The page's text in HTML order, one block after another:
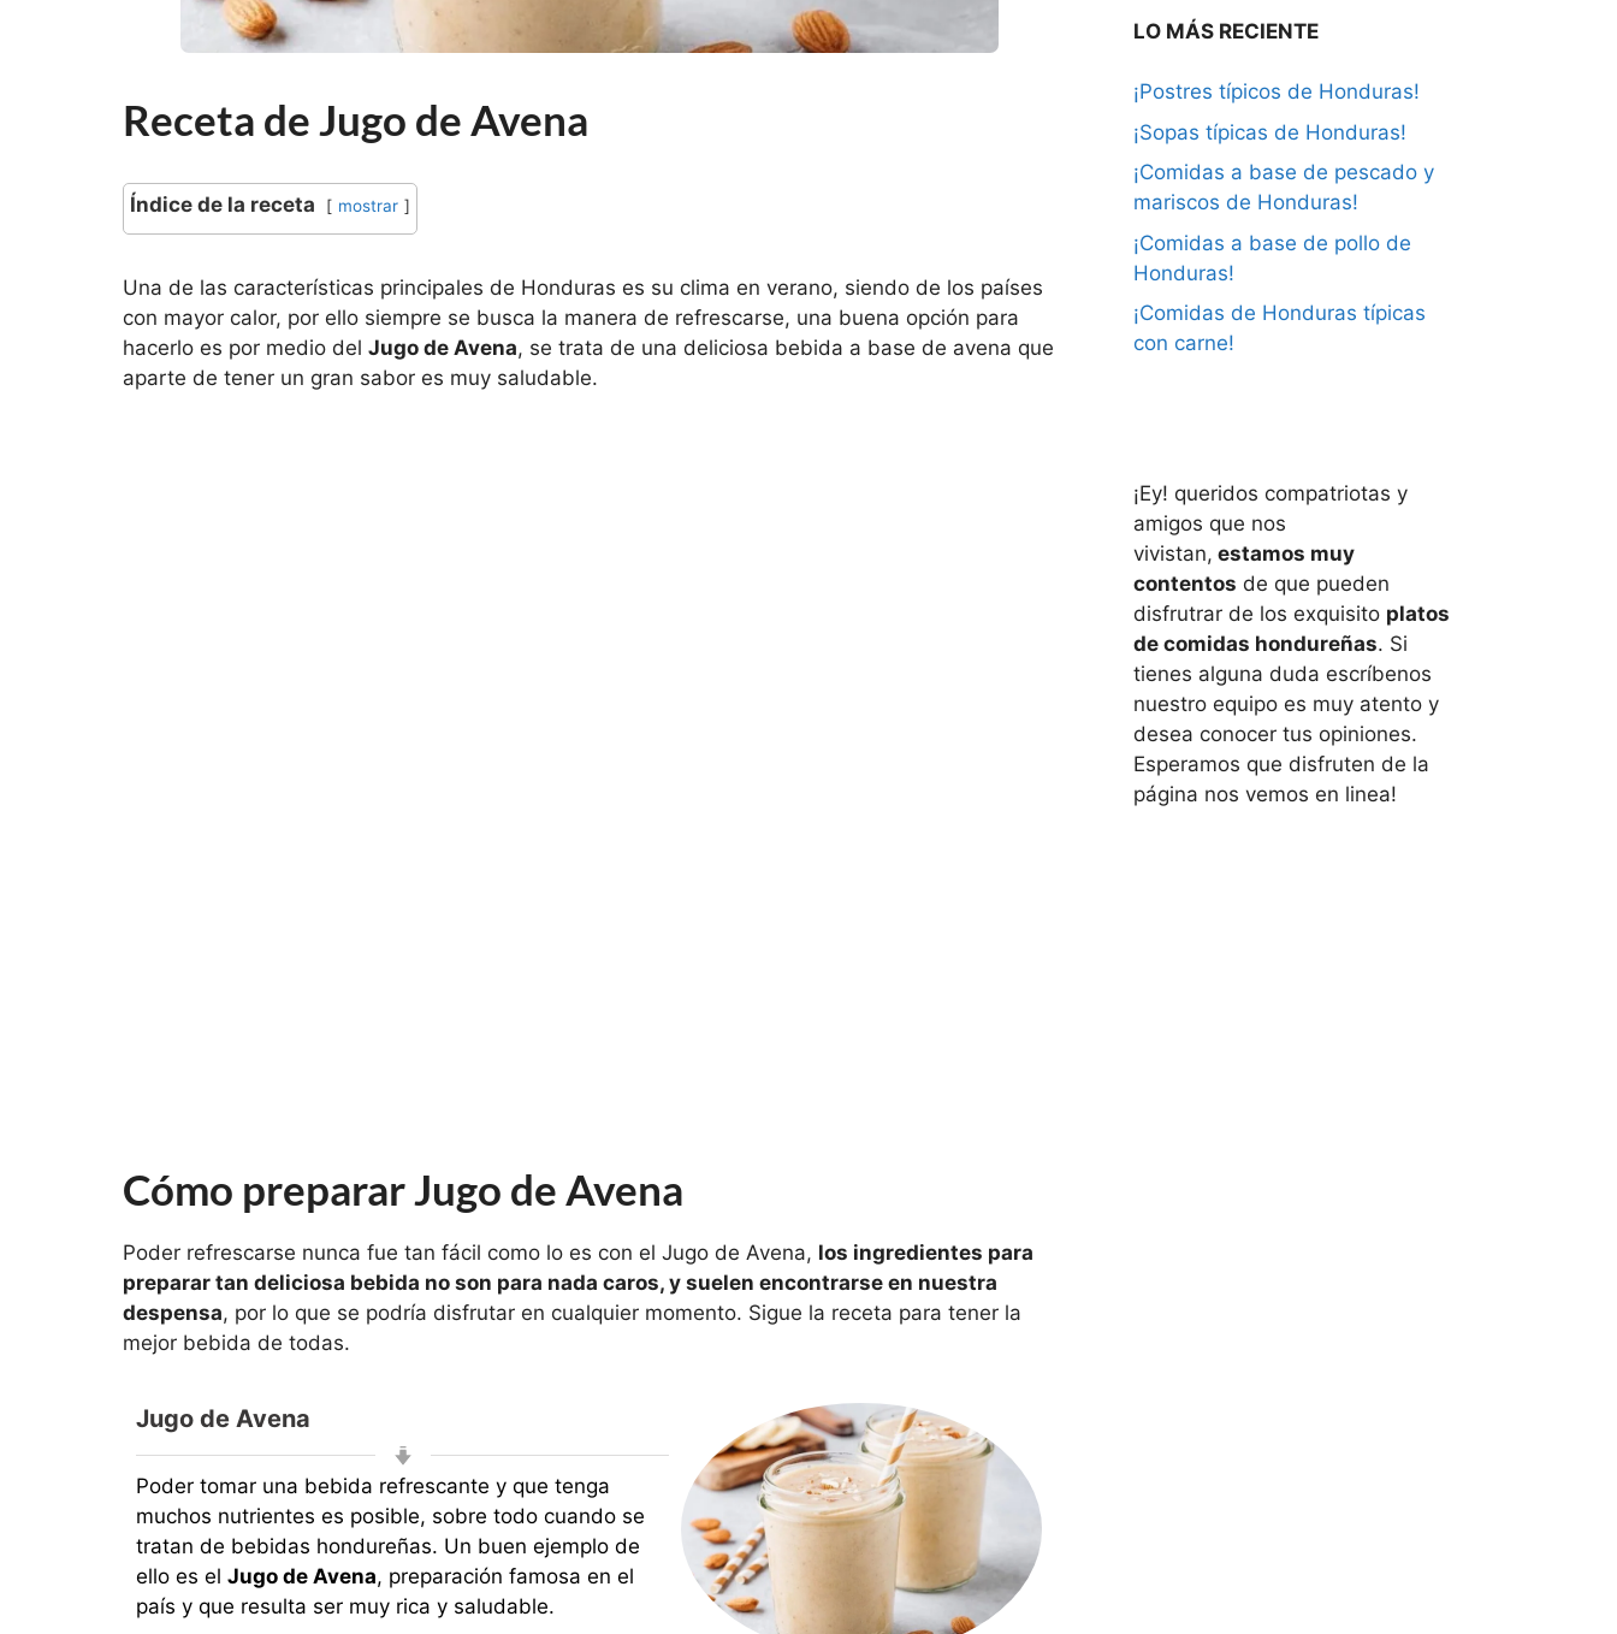
Receta de Jugo de Avena
Índice de la receta mostrar
Una de las características principales de Honduras es su clima en verano, siendo de los países
con mayor calor, por ello siempre se busca la manera de refrescarse, una buena opción para
hacerlo es por medio del Jugo de Avena, se trata de una deliciosa bebida a base de avena que
aparte de tener un gran sabor es muy saludable.
Cómo preparar Jugo de Avena
Poder refrescarse nunca fue tan fácil como lo es con el Jugo de Avena, los ingredientes para
preparar tan deliciosa bebida no son para nada caros, y suelen encontrarse en nuestra
despensa, por lo que se podría disfrutar en cualquier momento. Sigue la receta para tener la
mejor bebida de todas.
Jugo de Avena
Poder tomar una bebida refrescante y que tenga
muchos nutrientes es posible, sobre todo cuando se
tratan de bebidas hondureñas. Un buen ejemplo de
ello es el Jugo de Avena, preparación famosa en el
país y que resulta ser muy rica y saludable.
LO MÁS RECIENTE
¡Postres típicos de Honduras!
¡Sopas típicas de Honduras!
¡Comidas a base de pescado y
mariscos de Honduras!
¡Comidas a base de pollo de
Honduras!
¡Comidas de Honduras típicas
con carne!
¡Ey! queridos compatriotas y
amigos que nos
vivistan, estamos muy
contentos de que pueden
disfrutrar de los exquisito platos
de comidas hondureñas. Si
tienes alguna duda escríbenos
nuestro equipo es muy atento y
desea conocer tus opiniones.
Esperamos que disfruten de la
página nos vemos en linea!